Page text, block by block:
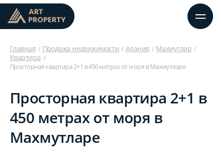
Главная Продажа недвижимости Алания
Махмутлар
Квартира
Просторная квартира 2+1 в 450 метрах от моря в Махмутларе
Просторная квартира 2+1 в
450 метрах от моря в
Махмутларе